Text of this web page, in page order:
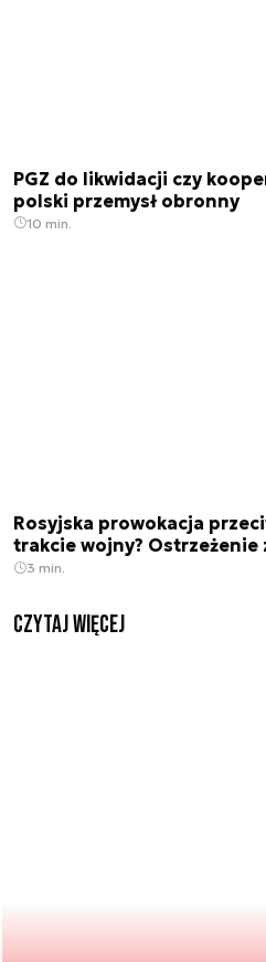
PGZ do likwidacji czy
polski przemysł obronny
10 min.
Rosyjska prowokacja
trakcie wojny? Ostrzeżenie
3 min.
czytaj więcej